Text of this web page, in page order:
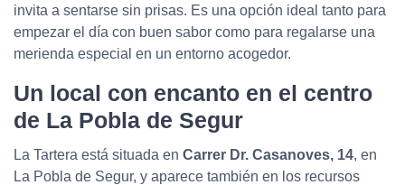
invita a sentarse sin prisas. Es una opción ideal tanto para
empezar el día con buen sabor como para regalarse una
merienda especial en un entorno acogedor.
Un local con encanto en el centro
de La Pobla de Segur
La Tartera está situada en Carrer Dr. Casanoves, 14, en
La Pobla de Segur, y aparece también en los recursos